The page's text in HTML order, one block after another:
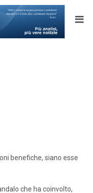
benefiche, siano esse
che ha coinvolto,